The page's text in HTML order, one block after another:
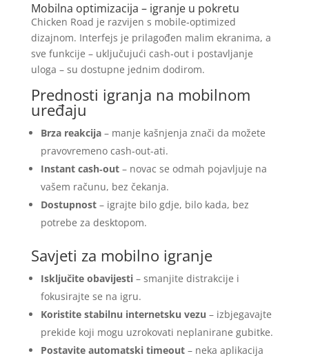
Mobilna optimizacija – igranje u pokretu
Chicken Road je razvijen s mobile‑optimized
dizajnom. Interfejs je prilagođen malim ekranima, a
sve funkcije – uključujući cash‑out i postavljanje
uloga – su dostupne jednim dodirom.
Prednosti igranja na mobilnom
uređaju
Brza reakcija– manje kašnjenja znači da možete
pravovremeno cash‑out-ati.
Instant cash‑out– novac se odmah pojavljuje na
vašem računu, bez čekanja.
Dostupnost– igrajte bilo gdje, bilo kada, bez
potrebe za desktopom.
Savjeti za mobilno igranje
Isključite obavijesti– smanjite distrakcije i
fokusirajte se na igru.
Koristite stabilnu internetsku vezu – izbjegavajte
prekide koji mogu uzrokovati neplanirane gubitke.
Postavite automatski timeout– neka aplikacija